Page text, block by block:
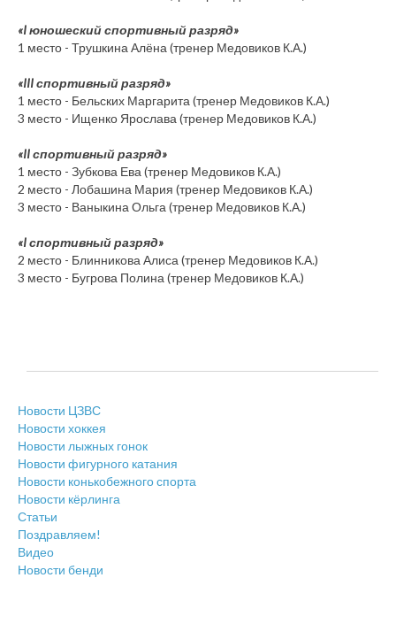
«I юношеский спортивный разряд»
1 место - Трушкина Алёна (тренер Медовиков К.А.)
«III спортивный разряд»
1 место - Бельских Маргарита (тренер Медовиков К.А.)
3 место - Ищенко Ярослава (тренер Медовиков К.А.)
«II спортивный разряд»
1 место - Зубкова Ева (тренер Медовиков К.А.)
2 место - Лобашина Мария (тренер Медовиков К.А.)
3 место - Ваныкина Ольга (тренер Медовиков К.А.)
«I спортивный разряд»
2 место - Блинникова Алиса (тренер Медовиков К.А.)
3 место - Бугрова Полина (тренер Медовиков К.А.)
Новости ЦЗВС
Новости хоккея
Новости лыжных гонок
Новости фигурного катания
Новости конькобежного спорта
Новости кёрлинга
Статьи
Поздравляем!
Видео
Новости бенди